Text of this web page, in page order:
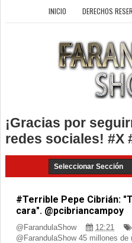
INICIO DERECHOS
¡Gracias por
redes sociales! #X
#Terrible Pepe Cibrián:
cara". @pcibriancampoy
@FarandulaShow
12:21
@FarandulaShow 45 millones